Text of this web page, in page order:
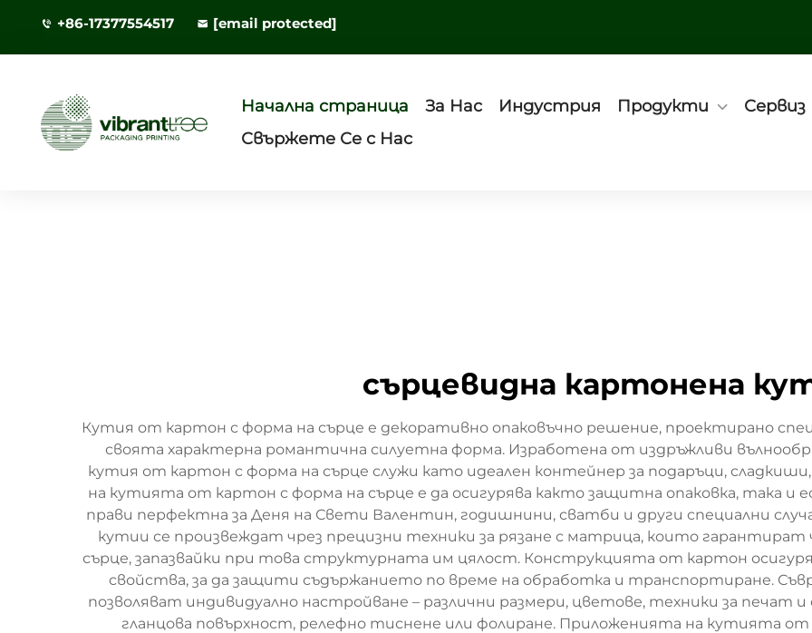
+86-17377554517 [email protected]
Начална страница За Нас Индустрия Продукти
Сервиз
Свържете Се с Нас
сърцевидна картонена
Кутия от картон с форма на сърце е декоративно опаковъчно решение, проектирано
своята характерна романтична силуетна форма. Изработена от издръжливи
кутия от картон с форма на сърце служи като идеален контейнер за подаръци,
на кутията от картон с форма на сърце е да осигурява както защитна опаковка, така
прави перфектна за Деня на Свети Валентин, годишнини, сватби и други специални
кутии се произвеждат чрез прецизни техники за рязане с матрица, които
сърце, запазвайки при това структурната им цялост. Конструкцията от картон
свойства, за да защити съдържанието по време на обработка и транспортиране.
позволяват индивидуално настройване – различни размери, цветове, техники за печат
гланцова повърхност, релефно тиснене или фолиране. Приложенията на кутията